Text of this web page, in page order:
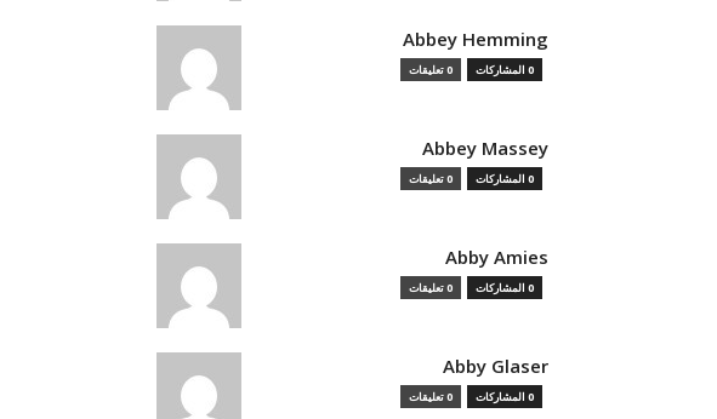
Abbey Hemming
0 المشاركات 0 تعليقات
Abbey Massey
0 المشاركات 0 تعليقات
Abby Amies
0 المشاركات 0 تعليقات
Abby Glaser
0 المشاركات 0 تعليقات